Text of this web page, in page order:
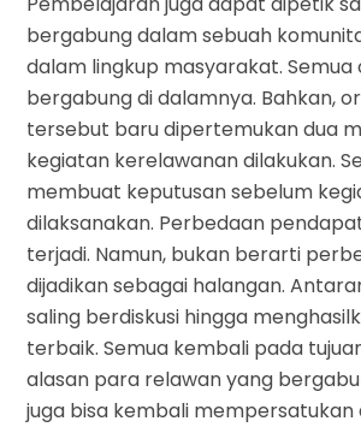
bergabung dalam sebuah
dalam lingkup masyarakat. Semua
bergabung di dalamnya. Bahkan,
tersebut baru dipertemukan dua
kegiatan kerelawanan dilakukan.
membuat keputusan sebelum
dilaksanakan. Perbedaan
terjadi. Namun, bukan berarti
dijadikan sebagai halangan.
saling berdiskusi hingga
terbaik. Semua kembali pada
alasan para relawan yang
juga bisa kembali